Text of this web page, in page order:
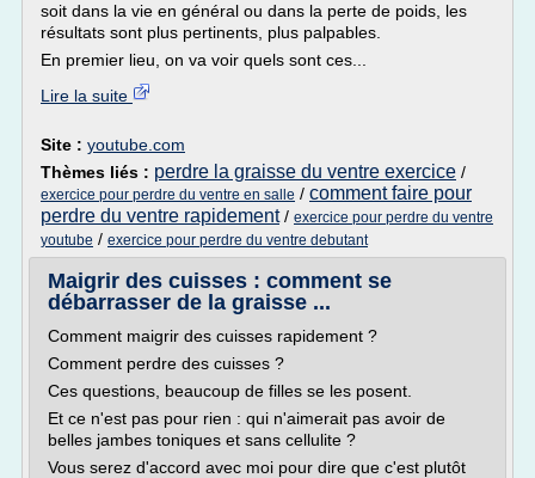
soit dans la vie en général ou dans la perte de poids, les
résultats sont plus pertinents, plus palpables.
En premier lieu, on va voir quels sont ces...
Lire la suite
Site : youtube.com
Thèmes liés : perdre la graisse du ventre exercice /
exercice pour perdre du ventre en salle / comment faire pour
perdre du ventre rapidement/ exercice pour perdre du ventre
youtube / exercice pour perdre du ventre debutant
Maigrir des cuisses : comment se
débarrasser de la graisse ...
Comment maigrir des cuisses rapidement ?
Comment perdre des cuisses ?
Ces questions, beaucoup de filles se les posent.
Et ce n'est pas pour rien : qui n'aimerait pas avoir de
belles jambes toniques et sans cellulite ?
Vous serez d'accord avec moi pour dire que c'est plutôt